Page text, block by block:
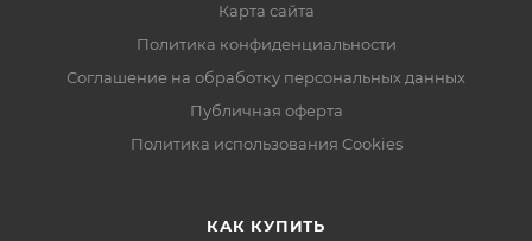
Карта сайта
Политика конфиденциальности
Соглашение на обработку персональных данных
Публичная оферта
Политика использования Cookies
КАК КУПИТЬ